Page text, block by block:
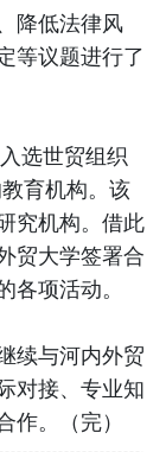
降低法律风
等议题进行了
选世贸组织
育机构。该
究机构。借此
贸大学签署合
项活动。
续与河内外贸
对接、专业知
。（完）